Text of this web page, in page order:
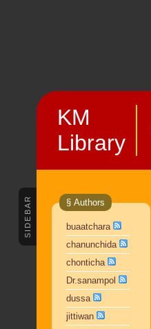
KM
Library
SIDEBAR § Authors
buaatchara
chanunchida
chonticha
Dr.sanampol
dussa
jittiwan